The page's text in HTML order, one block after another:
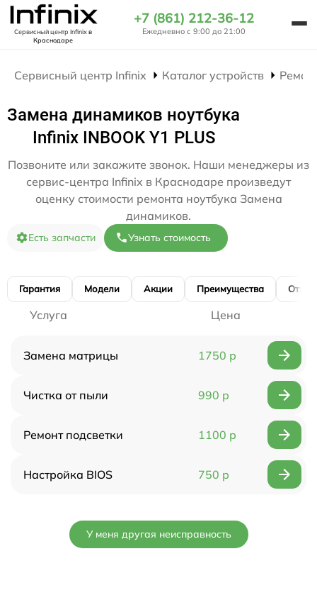
Сервисный центр Infinixв
Краснодаре
+7 (861) 212-36-12
Ежедневно с 9:00 до 21:00
Сервисный центр Infinix Каталог устройств
Замена динамиков ноутбука
Infinix INBOOK Y1 PLUS
Позвоните или закажите звонок. Наши менеджеры из
сервис-центра Infinix в Краснодаре произведут
оценку стоимости ремонта ноутбука Замена
динамиков.
Есть запчасти Узнать стоимость
Гарантия Модели Акции Преимущества
Услуга Цена
Замена матрицы 1750 р
Чистка от пыли 990 р
Ремонт подсветки 1100 р
Настройка BIOS 750 р
У меня другая неисправность